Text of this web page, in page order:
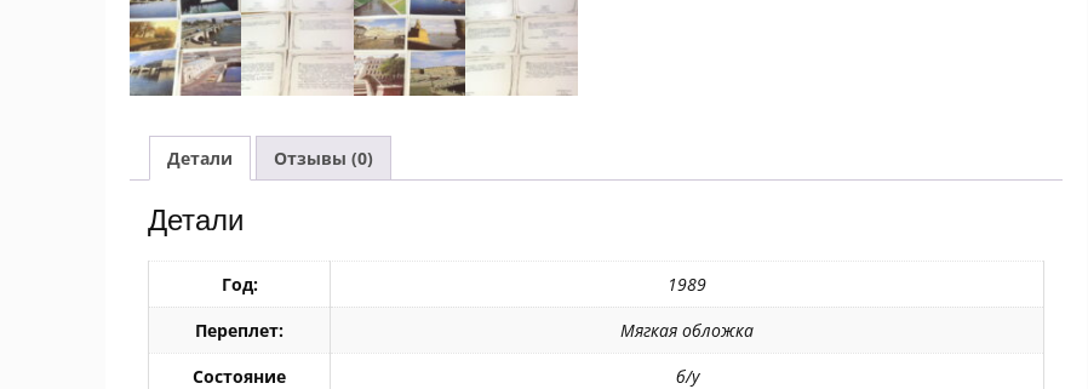
/
Детали Отзывы (0)
Детали
Год:
1989
Переплет:
Мягкая обложка
Состояние
б/у